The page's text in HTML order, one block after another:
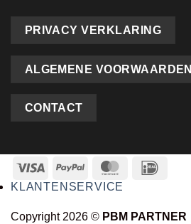
PRIVACY VERKLARING
ALGEMENE VOORWAARDEN
CONTACT
KLANTENSERVICE
Copyright 2026 © PBM PARTNER